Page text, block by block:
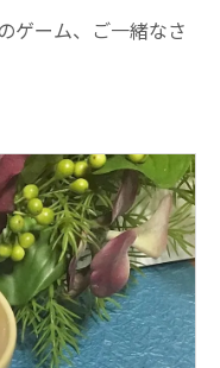
ゲーム、ご一緒なさ